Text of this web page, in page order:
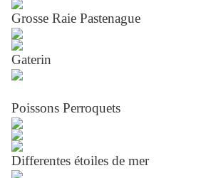
Grosse Raie Pastenague
Gaterin
Poissons Perroquets
Differentes étoiles de mer